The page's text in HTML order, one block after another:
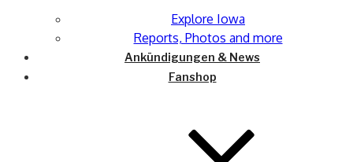
Explore Iowa
Reports, Photos and more
Ankündigungen & News
Fanshop